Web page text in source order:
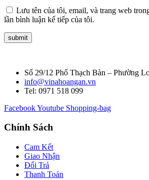
Lưu tên của tôi, email, và trang web
lần bình luận kế tiếp của tôi.
Số 29/12 Phố Thạch Bàn – Phường
info@vinahoangan.vn
Tel: 0971 518 099
FacebookYoutube Shopping-bag
Chính Sách
Cam Kết
Giao Nhận
Đổi Trả
Thanh Toán